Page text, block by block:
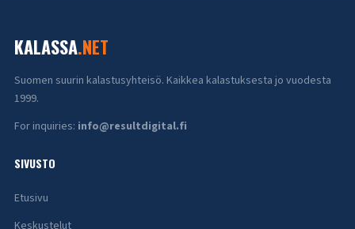
KALASSA.NET
Suomen suurin kalastusyhteisö. Kaikkea kalastuksesta jo vuodesta
1999.
For inquiries: info@resultdigital.fi
SIVUSTO
Etusivu
Keskustelut